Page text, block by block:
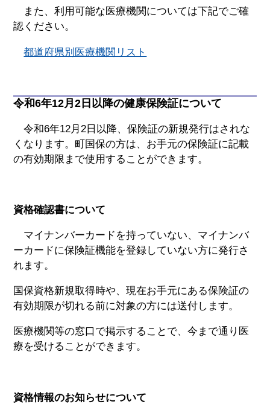
また、利用可能な医療機関については下記でご確
認ください。
都道府県別医療機関リスト
令和6年12月2日以降の健康保険証について
令和6年12月2日以降、保険証の新規発行はされな
くなります。町国保の方は、お手元の保険証に記載
の有効期限まで使用することができます。
資格確認書について
マイナンバーカードを持っていない、マイナンバ
ーカードに保険証機能を登録していない方に発行さ
れます。
国保資格新規取得時や、現在お手元にある保険証の
有効期限が切れる前に対象の方には送付します。
医療機関等の窓口で掲示することで、今まで通り医
療を受けることができます。
資格情報のお知らせについて